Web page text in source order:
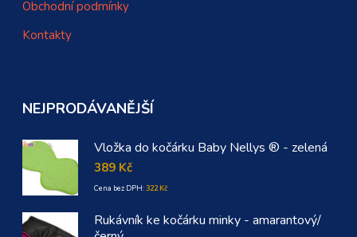
Obchodní podmínky
Kontakty
NEJPRODÁVANĚJŠÍ
Vložka do kočárku Baby Nellys ® - zelená
389 Kč
Cena bez DPH:322Kč
Rukávník ke kočárku minky - amarantový/